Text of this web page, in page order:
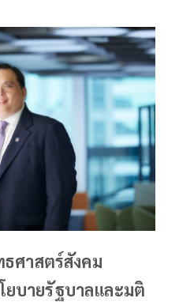
ศาสตร์สังคม
บายรัฐบาลและมติ